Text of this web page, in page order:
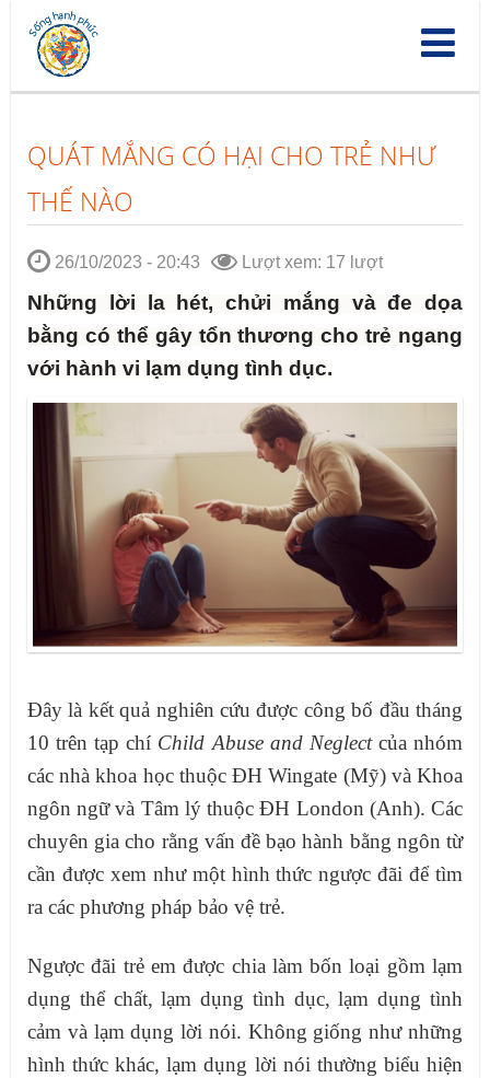
dung
QUÁT MẮNG CÓ HẠI CHO TRẺ NHƯ
THẾ NÀO
26/10/2023 - 20:43 Lượt xem: 17 lượt
Những lời la hét, chửi mắng và đe dọa
bằng có thể gây tổn thương cho trẻ ngang
với hành vi lạm dụng tình dục.
Đây là kết quả nghiên cứu được công bố đầu tháng
10 trên tạp chí Child Abuse and Neglectcủa nhóm
các nhà khoa học thuộc ĐH Wingate (Mỹ) và Khoa
ngôn ngữ và Tâm lý thuộc ĐH London (Anh). Các
chuyên gia cho rằng vấn đề bạo hành bằng ngôn từ
cần được xem như một hình thức ngược đãi để tìm
ra các phương pháp bảo vệ trẻ.
Ngược đãi trẻ em được chia làm bốn loại gồm lạm
dụng thể chất, lạm dụng tình dục, lạm dụng tình
cảm và lạm dụng lời nói. Không giống như những
hình thức khác, lạm dụng lời nói thường biểu hiện